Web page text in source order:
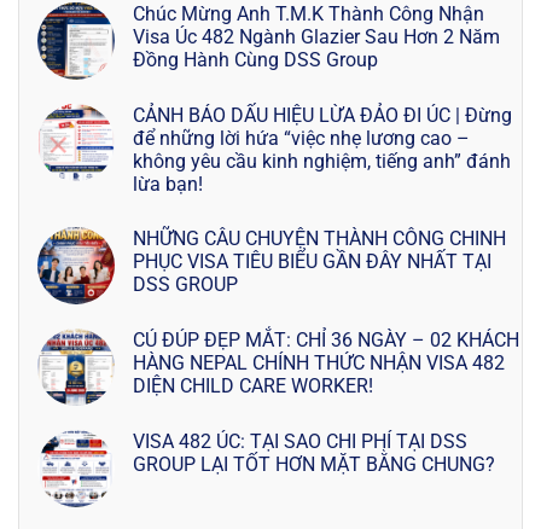
Chúc Mừng Anh T.M.K Thành Công Nhận
Visa Úc 482 Ngành Glazier Sau Hơn 2 Năm
Đồng Hành Cùng DSS Group
CẢNH BÁO DẤU HIỆU LỪA ĐẢO ĐI ÚC | Đừng
để những lời hứa “việc nhẹ lương cao –
không yêu cầu kinh nghiệm, tiếng anh” đánh
lừa bạn!
NHỮNG CÂU CHUYỆN THÀNH CÔNG CHINH
PHỤC VISA TIÊU BIỂU GẦN ĐÂY NHẤT TẠI
DSS GROUP
CÚ ĐÚP ĐẸP MẮT: CHỈ 36 NGÀY – 02 KHÁCH
HÀNG NEPAL CHÍNH THỨC NHẬN VISA 482
DIỆN CHILD CARE WORKER!
VISA 482 ÚC: TẠI SAO CHI PHÍ TẠI DSS
GROUP LẠI TỐT HƠN MẶT BẰNG CHUNG?